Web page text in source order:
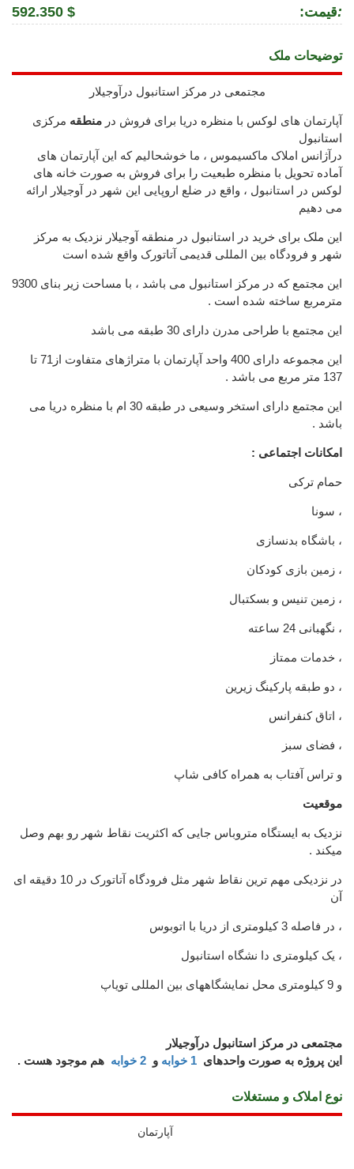
:قیمت:
592.350 $
توضیحات ملک
مجتمعی در مرکز استانبول درآوجیلار
آپارتمان های لوکس با منظره دریا برای فروش در منطقه مرکزی
استانبول
درآژانس املاک ماکسیموس ، ما خوشحالیم که این آپارتمان های
آماده تحویل با منظره طبعیت را برای فروش به صورت خانه های
لوکس در استانبول ، واقع در ضلع اروپایی این شهر در آوجیلار ارائه
می دهیم
این ملک برای خرید در استانبول در منطقه آوجیلار نزدیک به مرکز
شهر و فرودگاه بین المللی قدیمی آتاتورک واقع شده است
این مجتمع که در مرکز استانبول می باشد ، با مساحت زیر بنای 9300
مترمربع ساخته شده است .
این مجتمع با طراحی مدرن دارای 30 طبقه می باشد
این مجموعه دارای 400 واحد آپارتمان با متراژهای متفاوت از71 تا
137 متر مربع می باشد .
این مجتمع دارای استخر وسیعی در طبقه 30 ام با منظره دریا می
باشد .
امکانات اجتماعی :
حمام ترکی
، سونا
، باشگاه بدنسازی
، زمین بازی کودکان
، زمین تنیس و بسکتبال
، نگهبانی 24 ساعته
، خدمات ممتاز
، دو طبقه پارکینگ زیرین
، اتاق کنفرانس
، فضای سبز
و تراس آفتاب به همراه کافی شاپ
موقعیت
نزدیک به ایستگاه متروباس جایی که اکثریت نقاط شهر رو بهم وصل
میکند .
در نزدیکی مهم ترین نقاط شهر مثل فرودگاه آتاتورک در 10 دقیقه ای
آن
، در فاصله 3 کیلومتری از دریا با اتوبوس
، یک کیلومتری دا نشگاه استانبول
و 9 کیلومتری محل نمایشگاههای بین المللی تویاپ
مجتمعی در مرکز استانبول درآوجیلار
این پروژه به صورت واحدهای 1 خوابه و هم موجود هست .
نوع املاک و مستغلات
آپارتمان